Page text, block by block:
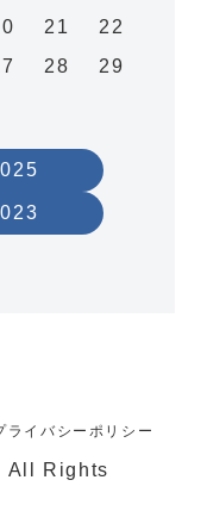
21
22
28
29
ライバシーポリシー
All Rights